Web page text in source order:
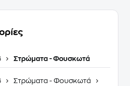
Στρώματα - Φουσκωτά
Στρώματα - Φουσκωτά